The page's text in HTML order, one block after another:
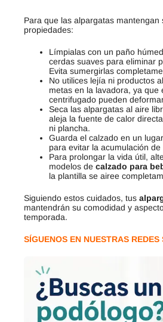
Para que las alpargatas mantengan
propiedades:
Límpialas con un paño
cerdas suaves para eliminar
Evita sumergirlas
No utilices lejía ni productos
metas en la lavadora, ya que
centrifugado pueden
Seca las alpargatas al aire
aleja la fuente de calor
ni plancha.
Guarda el calzado en un
para evitar la acumulación
Para prolongar la vida útil,
modelos de calzado para
la plantilla se airee
Siguiendo estos cuidados, tus
mantendrán su comodidad y
temporada.
SÍGUENOS EN NUESTRAS REDES